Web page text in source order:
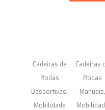
Cadeiras de
Rodas
Desportivas,
Mobilidade
Cadeiras
Rodas
Manuais,